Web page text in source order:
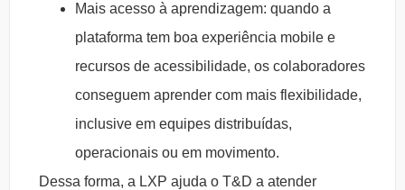
Mais acesso à aprendizagem: quando a
plataforma tem boa experiência mobile e
recursos de acessibilidade, os colaboradores
conseguem aprender com mais flexibilidade,
inclusive em equipes distribuídas,
operacionais ou em movimento.
Dessa forma, a LXP ajuda o T&D a atender